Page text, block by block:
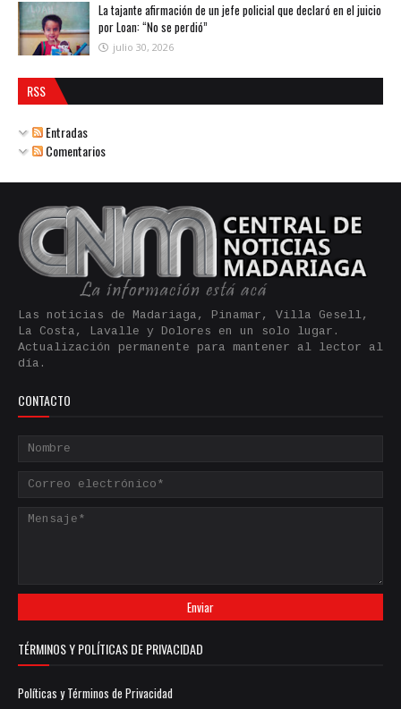
La tajante afirmación de un jefe policial que declaró en el juicio
por Loan: “No se perdió”
julio 30, 2026
RSS
Entradas
Comentarios
Las noticias de Madariaga, Pinamar, Villa Gesell,
La Costa, Lavalle y Dolores en un solo lugar.
Actualización permanente para mantener al lector al
día.
CONTACTO
TÉRMINOS Y POLÍTICAS DE PRIVACIDAD
Políticas y Términos de Privacidad